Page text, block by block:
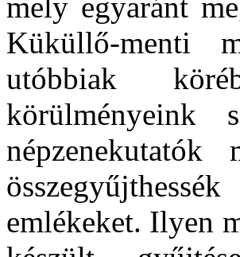
Küküllő-menti
utóbbiak
népzenekutatók
emlékeket. Ilyen